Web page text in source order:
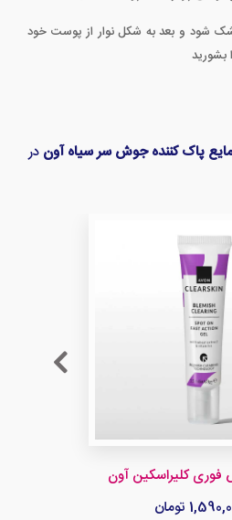
شود و بعد به شکل نوار از پوست خود
مایع پاک کننده جوش سر سیاه آون در
کلیراسکین آون
تومان